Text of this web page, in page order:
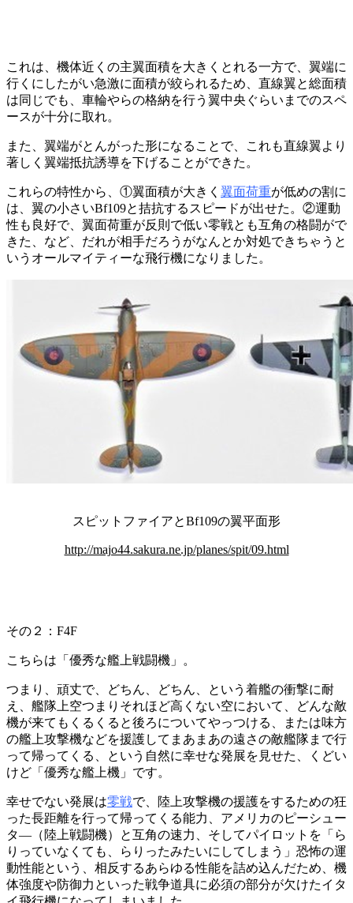
これは、機体近くの主翼面積を大きくとれる一方で、翼端に
行くにしたがい急激に面積が絞られるため、直線翼と総面積
は同じでも、車輪やらの格納を行う翼中央ぐらいまでのスペ
ースが十分に取れ。
また、翼端がとんがった形になることで、これも直線翼より
著しく翼端抵抗誘導を下げることができた。
これらの特性から、①翼面積が大きく 翼面荷重が低めの割に
は、翼の小さいBf109と拮抗するスピードが出せた。②運動
性も良好で、翼面荷重が反則で低い零戦とも互角の格闘がで
きた、など、だれが相手だろうがなんとか対処できちゃうと
いうオールマイティーな飛行機になりました。
スピットファイアとBf109の翼平面形
http://majo44.sakura.ne.jp/planes/spit/09.html
その２：F4F
こちらは「優秀な艦上戦闘機」。
つまり、頑丈で、どちん、どちん、という着艦の衝撃に耐
え、艦隊上空つまりそれほど高くない空において、どんな敵
機が来てもくるくると後ろについてやっつける、または味方
の艦上攻撃機などを援護してまあまあの遠さの敵艦隊まで行
って帰ってくる、という自然に幸せな発展を見せた、くどい
けど「優秀な艦上機」です。
幸せでない発展は零戦で、陸上攻撃機の援護をするための狂
った長距離を行って帰ってくる能力、アメリカのピーシュー
タ―（陸上戦闘機）と互角の速力、そしてパイロットを「ら
りっていなくても、らりったみたいにしてしまう」恐怖の運
動性能という、相反するあらゆる性能を詰め込んだため、機
体強度や防御力といった戦争道具に必須の部分が欠けたイタ